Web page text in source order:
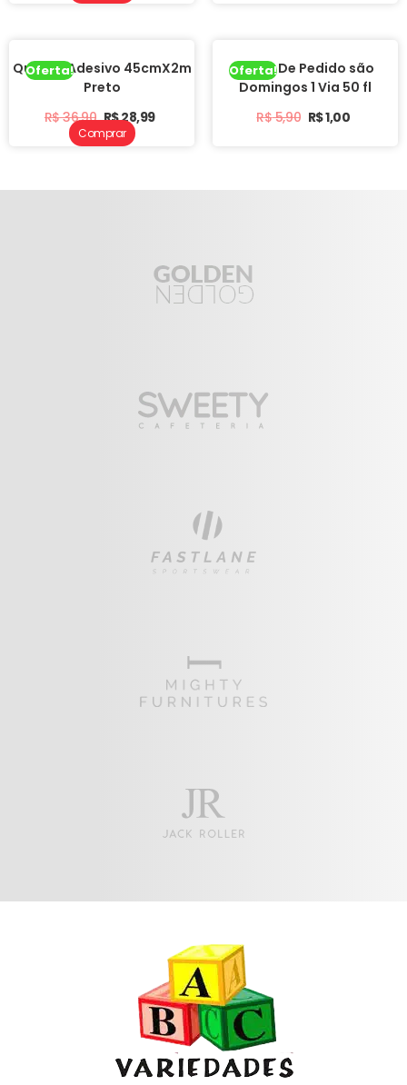
Oferta!
Quadro Adesivo 45cmX2m
Preto
R$36,90 R$28,99
Oferta!
Bloco De Pedido são
Domingos 1 Via 50 fl
R$5,90 R$1,00
Comprar